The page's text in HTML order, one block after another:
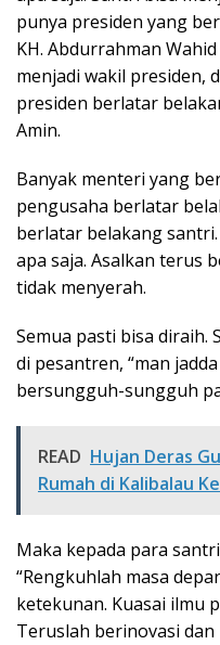
punya presiden yang
KH. Abdurrahman
menjadi wakil presiden,
presiden berlatar
Amin.
Banyak menteri yang
pengusaha berlatar
berlatar belakang
apa saja. Asalkan terus
tidak menyerah.
Semua pasti bisa diraih.
di pesantren, “man
bersungguh-sungguh
READ Hujan Deras
Rumah di Kalibalau
Maka kepada para
“Rengkuhlah masa
ketekunan. Kuasai ilmu
Teruslah berinovasi